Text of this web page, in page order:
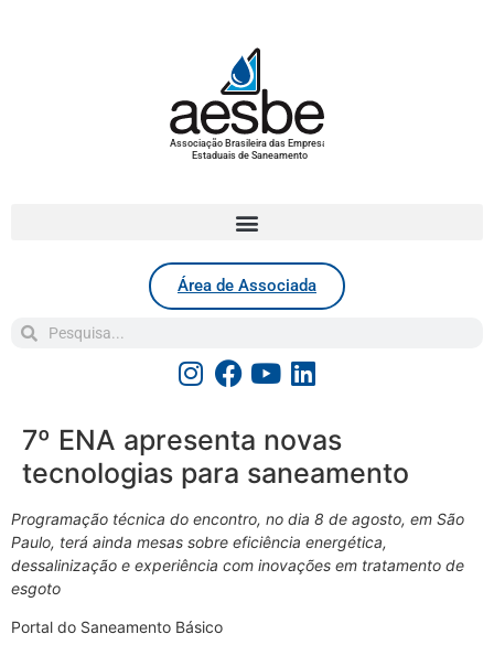
Associação Brasileira das Empresas
Estaduais de Saneamento
Área de Associada
7º ENA apresenta novas
tecnologias para saneamento
Programação técnica do encontro, no dia 8 de agosto, em São
Paulo, terá ainda mesas sobre eficiência energética,
dessalinização e experiência com inovações em tratamento de
esgoto
Portal do Saneamento Básico